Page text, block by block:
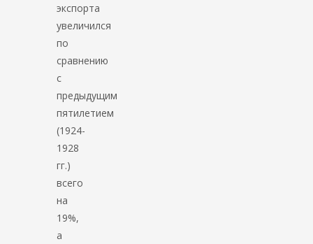
экспорта
увеличился
по
сравнению
с
предыдущим
пятилетием
(1924-
1928
гг.)
всего
на
19%,
а